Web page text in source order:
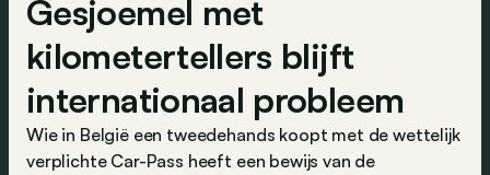
Gesjoemel met
kilometertellers blijft
internationaal probleem
Wie in België een tweedehands koopt met de wettelijk
verplichte Car-Pass heeft een bewijs van de